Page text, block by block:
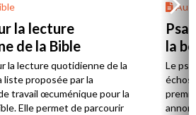
la lecture
de la Bible
la lecture quotidienne de la
liste proposée par la
travail œcuménique pour la
Elle permet de parcourir
Au
la
Le
échos